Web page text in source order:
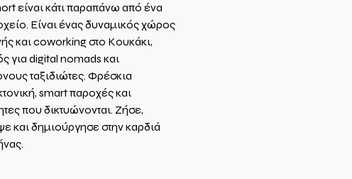
είναι κάτι παραπάνω από ένα
Είναι ένας δυναμικός χώρος
και coworking στο Κουκάκι,
για digital nomads και
ταξιδιώτες. Φρέσκια
smart παροχές και
που δικτυώνονται. Ζήσε,
και δημιούργησε στην καρδιά